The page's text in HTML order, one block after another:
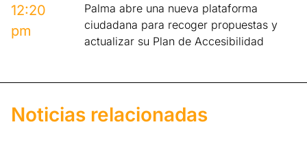
12:20
pm
Palma abre una nueva plataforma
ciudadana para recoger propuestas y
actualizar su Plan de Accesibilidad
Noticias relacionadas